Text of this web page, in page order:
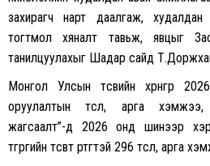
захирагч нарт даалгаж,
тогтмол хяналт тавьж, явцыг
танилцуулахыг Шадар сайд
Монгол Улсын төсвийн хөрөнгөөр
оруулалтын төсөл, арга
жагсаалт”-д 2026 онд шинээр
төгрөгийн төсөвт өртөгтэй 296 төсөл,